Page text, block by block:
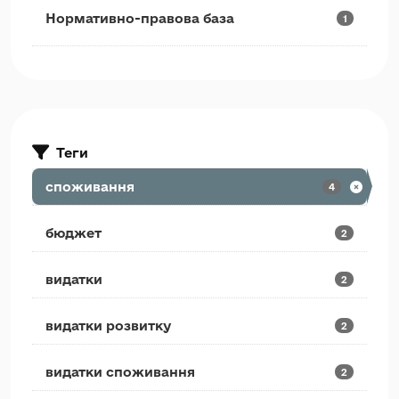
Нормативно-правова база 1
Теги
споживання 4
бюджет 2
видатки 2
видатки розвитку 2
видатки споживання 2